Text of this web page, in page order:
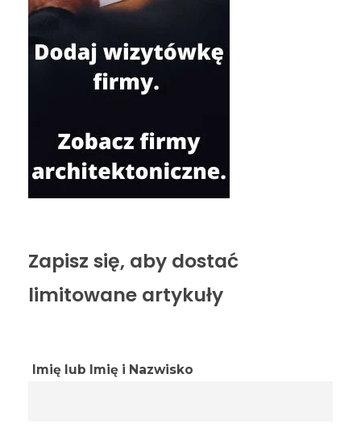
Zapisz się, aby dostać
limitowane artykuły
Imię lub Imię i Nazwisko